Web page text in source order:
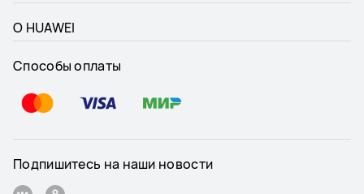
О HUAWEI
Способы оплаты
Подпишитесь на наши новости